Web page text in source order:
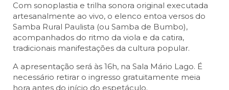
Com sonoplastia e trilha sonora original executada
artesanalmente ao vivo, o elenco entoa versos do
Samba Rural Paulista (ou Samba de Bumbo),
acompanhados do ritmo da viola e da catira,
tradicionais manifestações da cultura popular.
A apresentação será às 16h, na Sala Mário Lago. É
necessário retirar o ingresso gratuitamente meia
hora antes do início do espetáculo.